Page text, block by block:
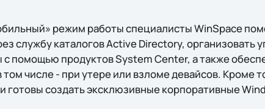
режим работы специалисты WinSpace
службу каталогов Active Directory, организовать
помощью продуктов System Center, а также
числе - при утере или взломе девайсов. Кроме
готовы создать эксклюзивные корпоративные